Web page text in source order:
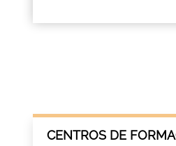
CENTROS DE